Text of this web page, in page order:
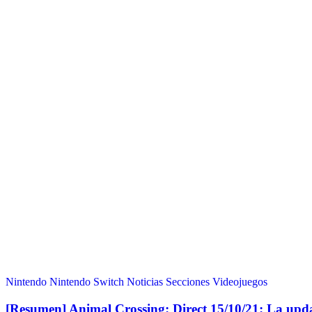
Nintendo Nintendo Switch Noticias Secciones Videojuegos
[Resumen] Animal Crossing: Direct 15/10/21: La